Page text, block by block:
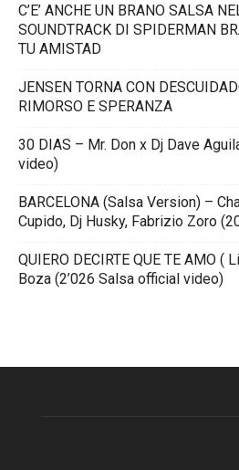
C’E’ ANCHE UN BRANO SALSA
SOUNDTRACK DI SPIDERMAN
TU AMISTAD
JENSEN TORNA CON
RIMORSO E SPERANZA
30 DIAS – Mr. Don x Dj Dave
video)
BARCELONA (Salsa Version) –
Cupido, Dj Husky, Fabrizio Zoro
QUIERO DECIRTE QUE TE AMO
Boza (2’026 Salsa official video)